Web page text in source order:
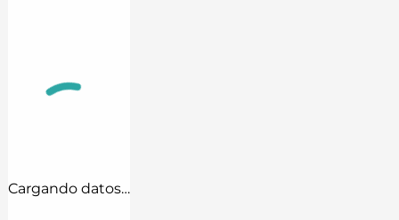
Cargando datos…